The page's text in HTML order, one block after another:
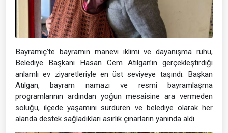
Bayramiç’te bayramın manevi iklimi ve dayanışma ruhu,
Belediye Başkanı Hasan Cem Atılgan’ın gerçekleştirdiği
anlamlı ev ziyaretleriyle en üst seviyeye taşındı. Başkan
Atılgan, bayram namazı ve resmi bayramlaşma
programlarının ardından yoğun mesaisine ara vermeden
soluğu, ilçede yaşamını sürdüren ve belediye olarak her
alanda destek sağladıkları asırlık çınarların yanında aldı.